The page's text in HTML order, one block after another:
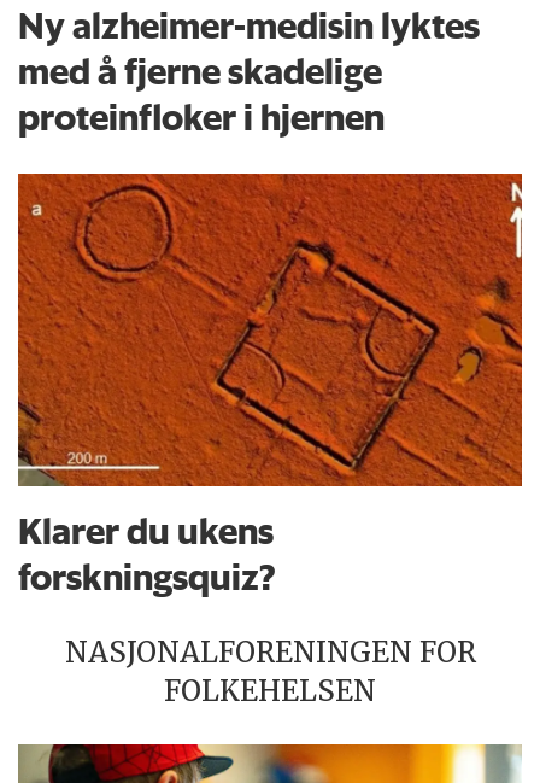
Ny alzheimer-medisin lyktes
med å fjerne skadelige
proteinfloker i hjernen
Klarer du ukens
forskningsquiz?
NASJONALFORENINGEN FOR
FOLKEHELSEN